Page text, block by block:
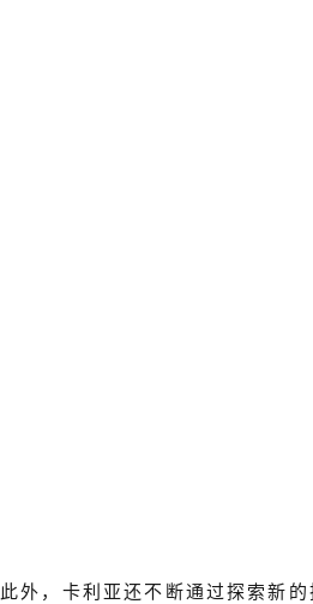
此外，卡利亚还不断通过探索新